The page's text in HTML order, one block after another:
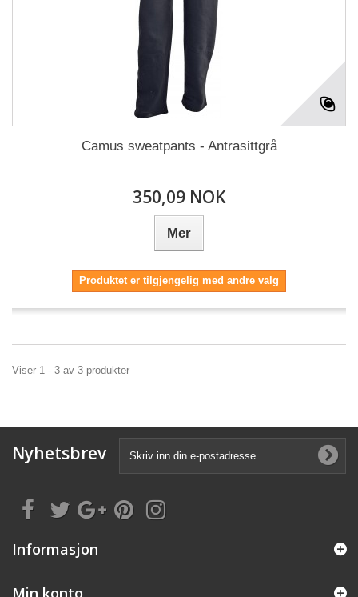
Camus sweatpants - Antrasittgrå
350,09 NOK
Mer
Produktet er tilgjengelig med andre valg
Viser 1 - 3 av 3 produkter
Nyhetsbrev
Informasjon
Min konto